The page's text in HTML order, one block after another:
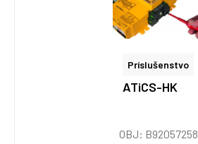
Príslušenstvo
ATiCS-HK
OBJ: B92057258